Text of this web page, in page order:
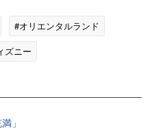
#オリエンタルランド
ズニー
」